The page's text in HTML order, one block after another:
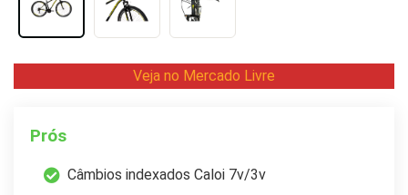
Veja no Mercado Livre
Prós
Câmbios indexados Caloi 7v/3v